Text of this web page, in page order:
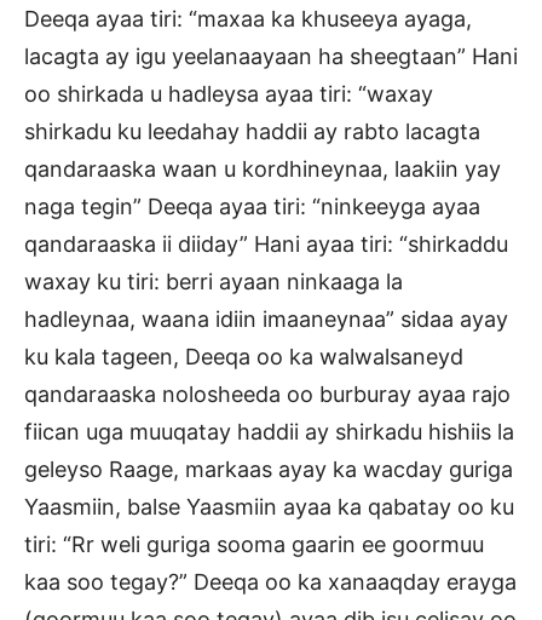
Deeqa ayaa tiri: “maxaa ka khuseeya ayaga,
lacagta ay igu yeelanaayaan ha sheegtaan” Hani
oo shirkada u hadleysa ayaa tiri: “waxay
shirkadu ku leedahay haddii ay rabto lacagta
qandaraaska waan u kordhineynaa, laakiin yay
naga tegin” Deeqa ayaa tiri: “ninkeeyga ayaa
qandaraaska ii diiday” Hani ayaa tiri: “shirkaddu
waxay ku tiri: berri ayaan ninkaaga la
hadleynaa, waana idiin imaaneynaa” sidaa ayay
ku kala tageen, Deeqa oo ka walwalsaneyd
qandaraaska nolosheeda oo burburay ayaa rajo
fiican uga muuqatay haddii ay shirkadu hishiis la
geleyso Raage, markaas ayay ka wacday guriga
Yaasmiin, balse Yaasmiin ayaa ka qabatay oo ku
tiri: “Rr weli guriga sooma gaarin ee goormuu
kaa soo tegay?” Deeqa oo ka xanaaqday erayga